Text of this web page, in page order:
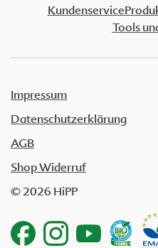
Kundenservice
Tools
Impressum
Datenschutzerklärung
AGB
Shop Widerruf
© 2026 HiPP